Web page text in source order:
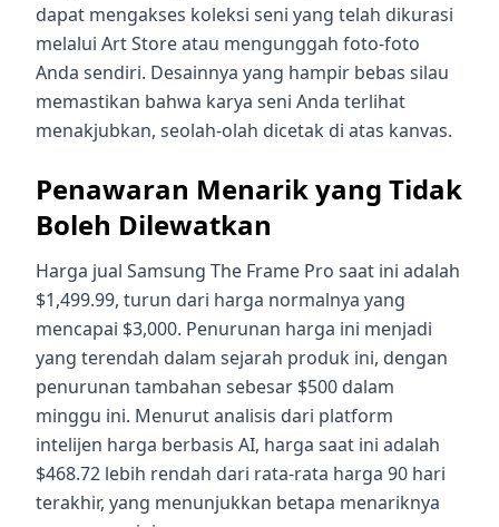
dapat mengakses koleksi seni yang telah dikurasi
melalui Art Store atau mengunggah foto-foto
Anda sendiri. Desainnya yang hampir bebas silau
memastikan bahwa karya seni Anda terlihat
menakjubkan, seolah-olah dicetak di atas kanvas.
Penawaran Menarik yang Tidak
Boleh Dilewatkan
Harga jual Samsung The Frame Pro saat ini adalah
$1,499.99, turun dari harga normalnya yang
mencapai $3,000. Penurunan harga ini menjadi
yang terendah dalam sejarah produk ini, dengan
penurunan tambahan sebesar $500 dalam
minggu ini. Menurut analisis dari platform
intelijen harga berbasis AI, harga saat ini adalah
$468.72 lebih rendah dari rata-rata harga 90 hari
terakhir, yang menunjukkan betapa menariknya